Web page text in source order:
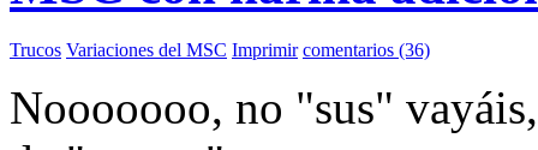
Trucos Variaciones del MSC Imprimir comentarios (36)
Nooooooo, no "sus"